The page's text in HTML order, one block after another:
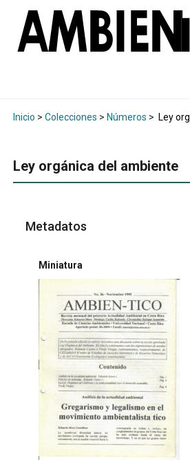
Inicio > Colecciones > Números > Ley
Ley orgánica del ambiente
Metadatos
Miniatura